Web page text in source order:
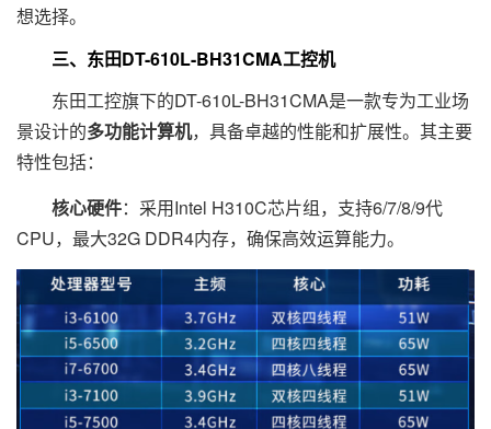
想选择。
三、东田DT-610L-BH31CMA工控机
东田工控旗下的DT-610L-BH31CMA是一款专为工业场
景设计的多功能计算机，具备卓越的性能和扩展性。其主要
特性包括：
核心硬件：采用Intel H310C芯片组，支持6/7/8/9代
CPU，最大32G DDR4内存，确保高效运算能力。